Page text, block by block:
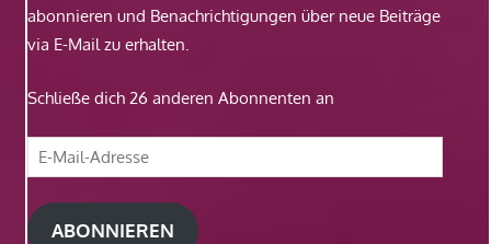
abonnieren und Benachrichtigungen über neue Beiträge
via E-Mail zu erhalten.
Schließe dich 26 anderen Abonnenten an
E-
Mail-
Adresse
ABONNIEREN